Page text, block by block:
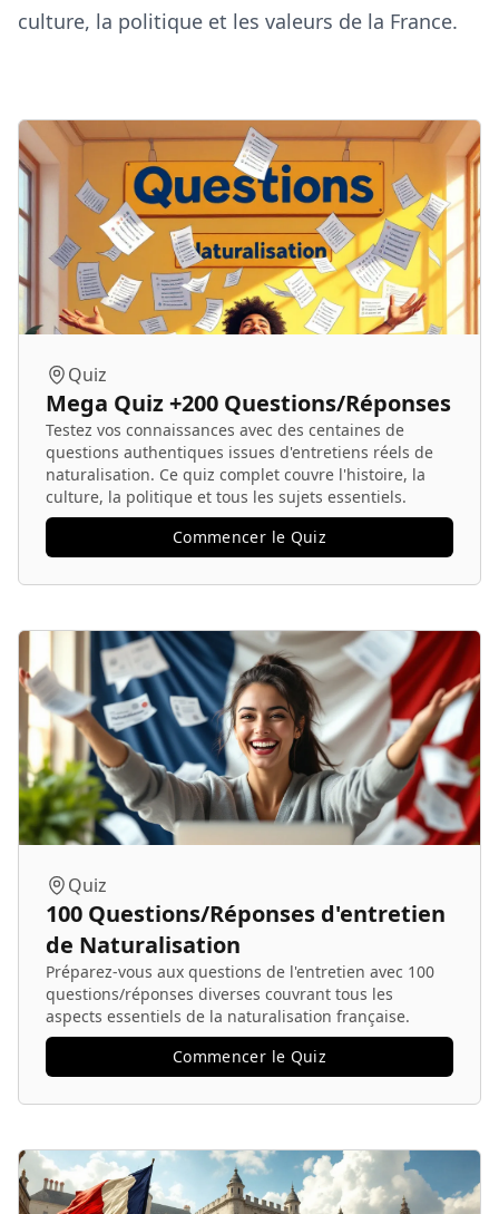
culture, la politique et les valeurs de la France.
Quiz
Mega Quiz +200 Questions/Réponses
Testez vos connaissances avec des centaines de
questions authentiques issues d'entretiens réels de
naturalisation. Ce quiz complet couvre l'histoire, la
culture, la politique et tous les sujets essentiels.
Commencer le Quiz
Quiz
100 Questions/Réponses d'entretien
de Naturalisation
Préparez-vous aux questions de l'entretien avec 100
questions/réponses diverses couvrant tous les
aspects essentiels de la naturalisation française.
Commencer le Quiz